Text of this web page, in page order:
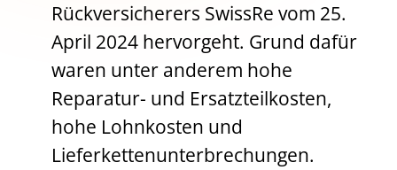
Rückversicherers SwissRe vom 25.
April 2024 hervorgeht. Grund dafür
waren unter anderem hohe
Reparatur- und Ersatzteilkosten,
hohe Lohnkosten und
Lieferkettenunterbrechungen.